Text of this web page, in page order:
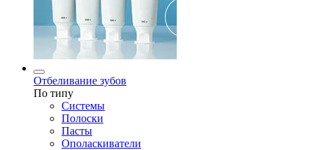
Отбеливание зубов
По типу
Системы
Полоски
Пасты
Ополаскиватели